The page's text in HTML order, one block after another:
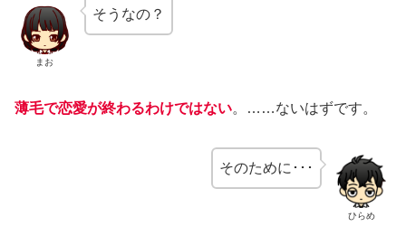
まお
そうなの？
薄毛で恋愛が終わるわけではない。……ないはずです。
ひらめ
そのために･･･